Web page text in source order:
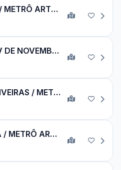
JD. ROBRU / METRÔ ARTUR ALVIM
PARADA XV DE NOVEMBRO / METRÔ PENHA
JD. DAS OLIVEIRAS / METRÔ ARTUR ALVIM
JD. NOÊMIA / METRÔ ARTUR ALVIM